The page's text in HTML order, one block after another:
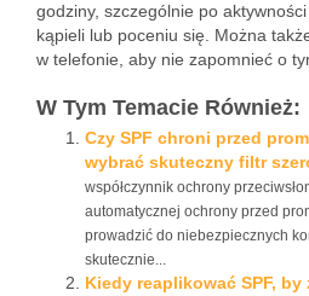
godziny, szczególnie po
kąpieli lub poceniu się. Można
w telefonie, aby nie zapomnieć o
W Tym Temacie Również:
Czy SPF chroni przed
wybrać skuteczny filtr
współczynnik ochrony
automatycznej ochrony przed
prowadzić do niebezpiecznych
skutecznie...
Kiedy reaplikować SPF,